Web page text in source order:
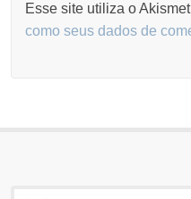
Esse site utiliza o
como seus dados de